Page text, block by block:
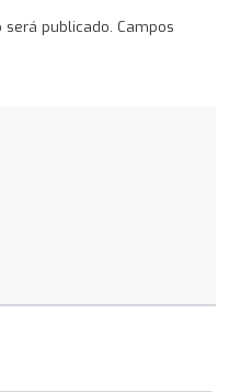
será publicado. Campos